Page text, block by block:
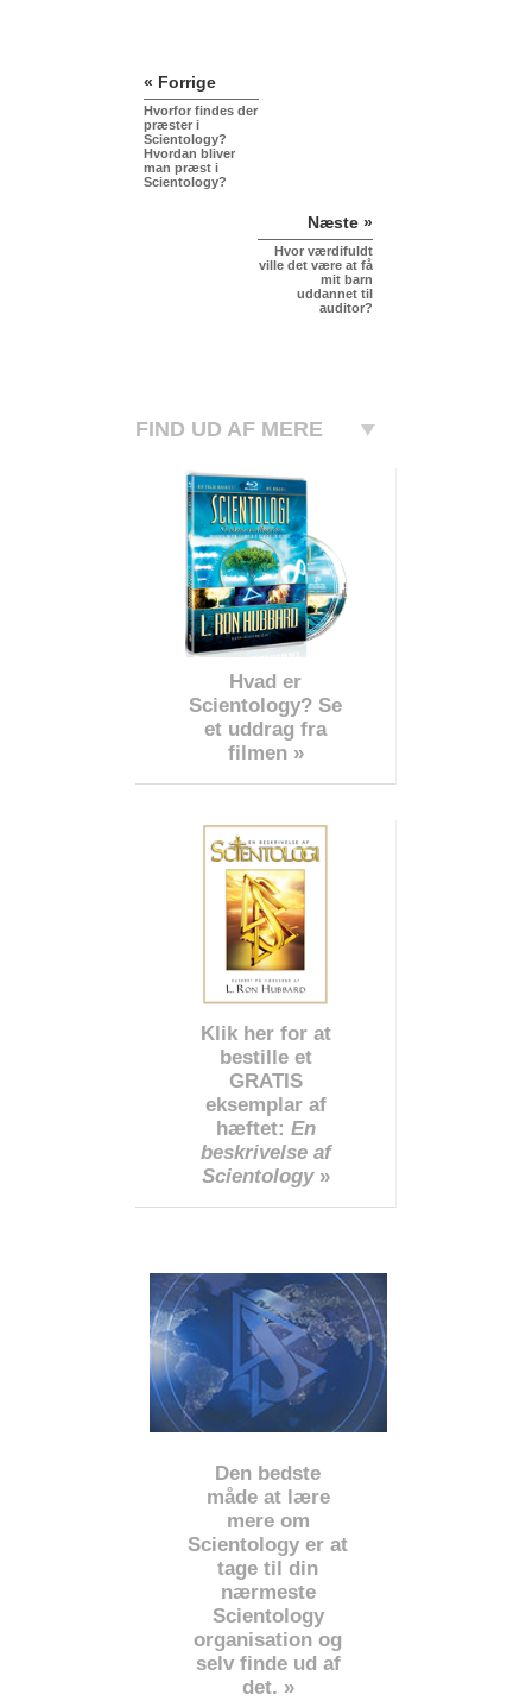
« Forrige
Hvorfor findes der
præster i
Scientology?
Hvordan bliver
man præst i
Scientology?
Næste »
Hvor værdifuldt
ville det være at få
mit barn
uddannet til
auditor?
FIND UD AF MERE
Hvad er
Scientology? Se
et uddrag fra
filmen »
Klik her for at
bestille et
GRATIS
eksemplar af
hæftet: En
beskrivelse af
Scientology»
Den bedste
måde at lære
mere om
Scientology er at
tage til din
nærmeste
Scientology
organisation og
selv finde ud af
det. »